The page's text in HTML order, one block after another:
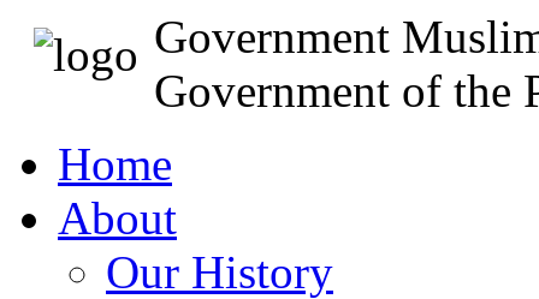
Government
Government of the
Home
About
Our History